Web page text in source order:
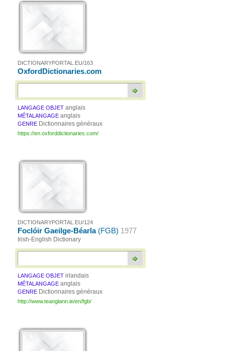
DICTIONARYPORTAL.EU/163
OxfordDictionaries.com
LANGAGE OBJET anglais
MÉTALANGAGE anglais
GENRE Dictionnaires généraux
https://en.oxforddictionaries.com/
DICTIONARYPORTAL.EU/124
Foclóir Gaeilge-Béarla (FGB) 1977
Irish-English Dictionary
LANGAGE OBJET irlandais
MÉTALANGAGE anglais
GENRE Dictionnaires généraux
http://www.teanglann.ie/en/fgb/